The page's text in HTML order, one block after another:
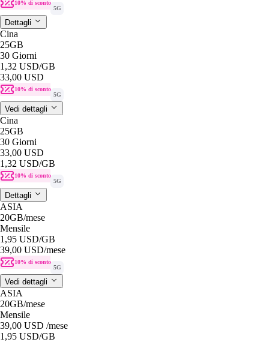
10% di sconto
5G
Dettagli
Cina
25GB
30 Giorni
1,32 USD/GB
33,00 USD
10% di sconto
5G
Vedi dettagli
Cina
25GB
30 Giorni
33,00 USD
1,32 USD/GB
10% di sconto
5G
Dettagli
ASIA
20GB/mese
Mensile
1,95 USD/GB
39,00 USD/mese
10% di sconto
5G
Vedi dettagli
ASIA
20GB/mese
Mensile
39,00 USD /mese
1,95 USD/GB